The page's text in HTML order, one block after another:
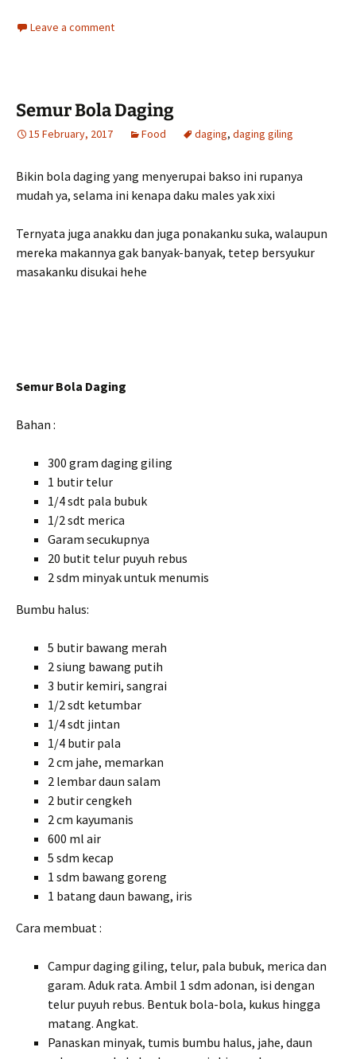
Leave a comment
Semur Bola Daging
15 February, 2017 Food daging, daging giling
Bikin bola daging yang menyerupai bakso ini rupanya
mudah ya, selama ini kenapa daku males yak xixi
Ternyata juga anakku dan juga ponakanku suka, walaupun
mereka makannya gak banyak-banyak, tetep bersyukur
masakanku disukai hehe
Semur Bola Daging
Bahan :
300 gram daging giling
1 butir telur
1/4 sdt pala bubuk
1/2 sdt merica
Garam secukupnya
20 butit telur puyuh rebus
2 sdm minyak untuk menumis
Bumbu halus:
5 butir bawang merah
2 siung bawang putih
3 butir kemiri, sangrai
1/2 sdt ketumbar
1/4 sdt jintan
1/4 butir pala
2 cm jahe, memarkan
2 lembar daun salam
2 butir cengkeh
2 cm kayumanis
600 ml air
5 sdm kecap
1 sdm bawang goreng
1 batang daun bawang, iris
Cara membuat :
Campur daging giling, telur, pala bubuk, merica dan
garam. Aduk rata. Ambil 1 sdm adonan, isi dengan
telur puyuh rebus. Bentuk bola-bola, kukus hingga
matang. Angkat.
Panaskan minyak, tumis bumbu halus, jahe, daun